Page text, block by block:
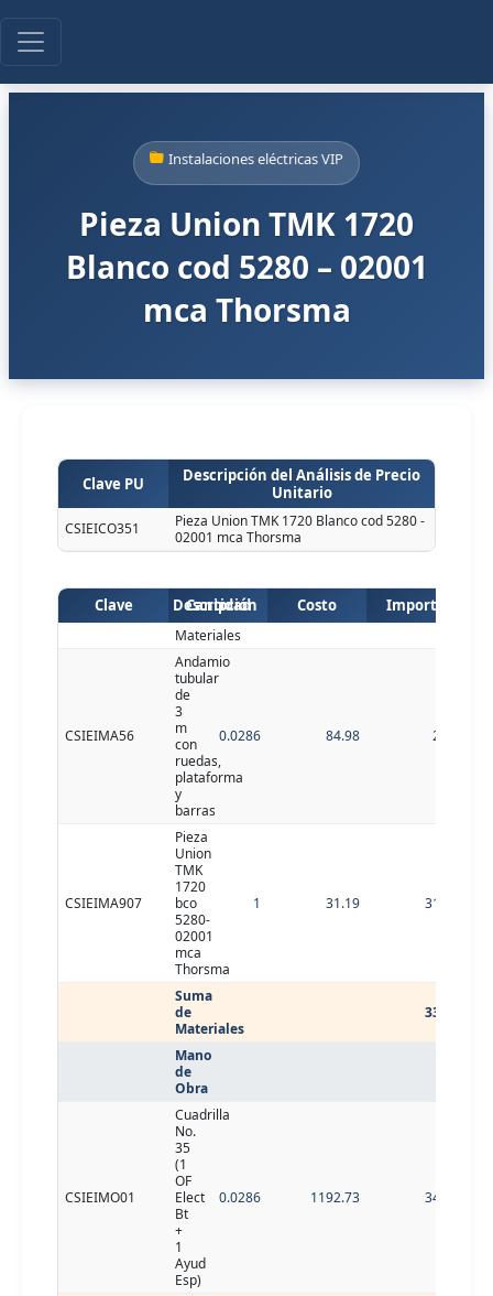
Instalaciones eléctricas VIP
Pieza Union TMK 1720
Blanco cod 5280 – 02001
mca Thorsma
Clave PU
Descripción del Análisis de Precio
Unitario
CSIEICO351
Pieza Union TMK 1720 Blanco cod 5280 -
02001 mca Thorsma
Clave Descripción
Cantidad Costo Importe
Materiales
CSIEIMA56
Andamio
tubular
de
3
m
con
ruedas,
plataforma
y
barras
0.0286 84.98 2.43
CSIEIMA907
Pieza
Union
TMK
1720
bco
5280-
02001
mca
Thorsma
1 31.19 31.19
Suma
de
Materiales
33.62
Mano
de
Obra
CSIEIMO01
Cuadrilla
No.
35
(1
OF
Elect
Bt
+
1
Ayud
Esp)
0.0286 1192.73 34.11